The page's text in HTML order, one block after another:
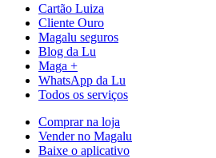
Cartão Luiza
Cliente Ouro
Magalu seguros
Blog da Lu
Maga +
WhatsApp da Lu
Todos os serviços
Comprar na loja
Vender no Magalu
Baixe o aplicativo